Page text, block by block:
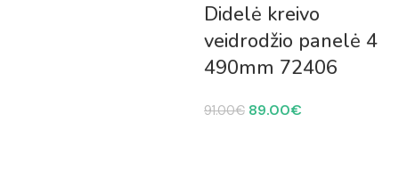
Didelė kreivo
veidrodžio panelė 4
490mm 72406
91.00€ 89.00€